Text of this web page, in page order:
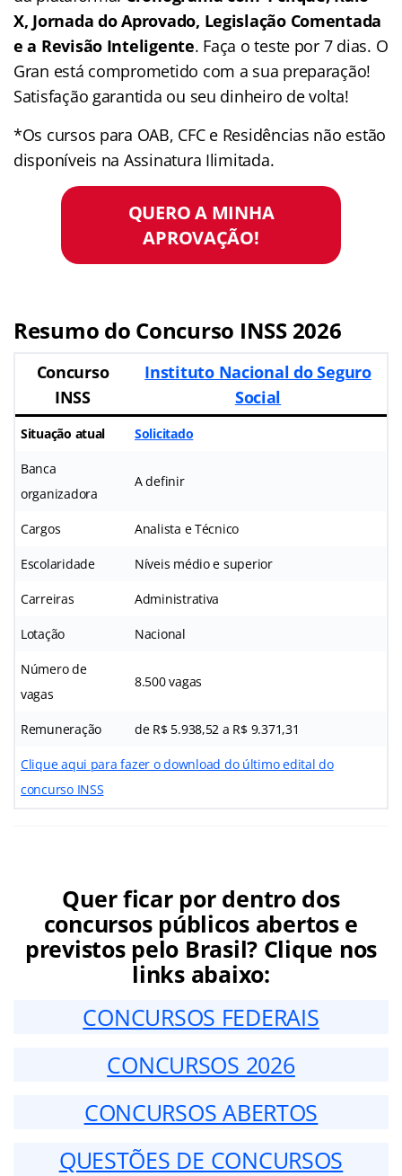
X, Jornada do Aprovado, Legislação Comentada
e a Revisão Inteligente. Faça o teste por 7 dias. O
Gran está comprometido com a sua preparação!
Satisfação garantida ou seu dinheiro de volta!
*Os cursos para OAB, CFC e Residências não estão
disponíveis na Assinatura Ilimitada.
QUERO A MINHA
APROVAÇÃO!
Resumo do Concurso INSS 2026
Concurso
INSS
Instituto Nacional do Seguro
Social
Situação atual Solicitado
Banca
organizadora
A definir
Cargos Analista e Técnico
Escolaridade Níveis médio e superior
Carreiras Administrativa
Lotação Nacional
Número de
vagas
8.500 vagas
Remuneração de R$ 5.938,52 a R$ 9.371,31
Clique aqui para fazer o download do último edital do
concurso INSS
Quer ficar por dentro dos
concursos públicos abertos e
previstos pelo Brasil? Clique nos
links abaixo:
CONCURSOS FEDERAIS
CONCURSOS 2026
CONCURSOS ABERTOS
QUESTÕES DE CONCURSOS